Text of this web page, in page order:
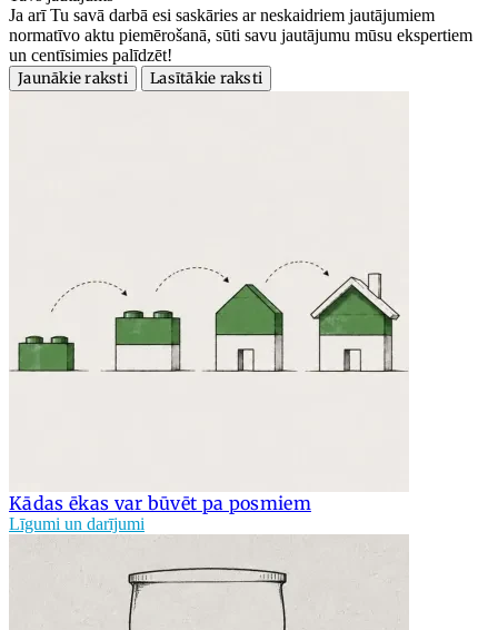
Ja arī Tu savā darbā esi saskāries ar neskaidriem jautājumiem
normatīvo aktu piemērošanā, sūti savu jautājumu mūsu ekspertiem
un centīsimies palīdzēt!
Jaunākie raksti
Lasītākie raksti
Kādas ēkas var būvēt pa posmiem
Līgumi un darījumi